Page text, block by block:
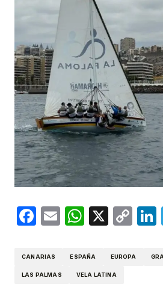
Facebook
Email X
CANARIAS ESPAÑA EUROPA
LAS PALMAS VELA LATINA